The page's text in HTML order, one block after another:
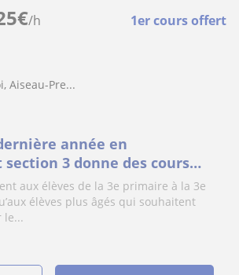
€/h 1er cours offert
Aiseau-Pre...
année en
3 donne des cours
la région de Mettet ou
aux élèves de la 3e primaire à la 3e
élèves plus âgés qui souhaitent
le...